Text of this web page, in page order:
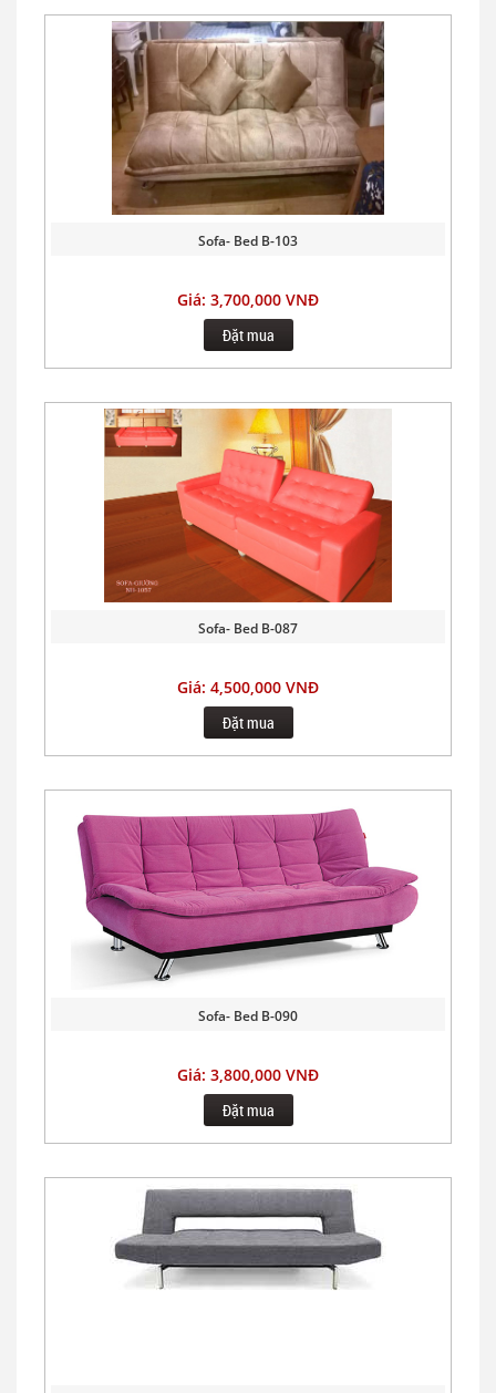
Sofa- Bed B-103
Giá: 3,700,000 VNĐ
Đặt mua
Sofa- Bed B-087
Giá: 4,500,000 VNĐ
Đặt mua
Sofa- Bed B-090
Giá: 3,800,000 VNĐ
Đặt mua